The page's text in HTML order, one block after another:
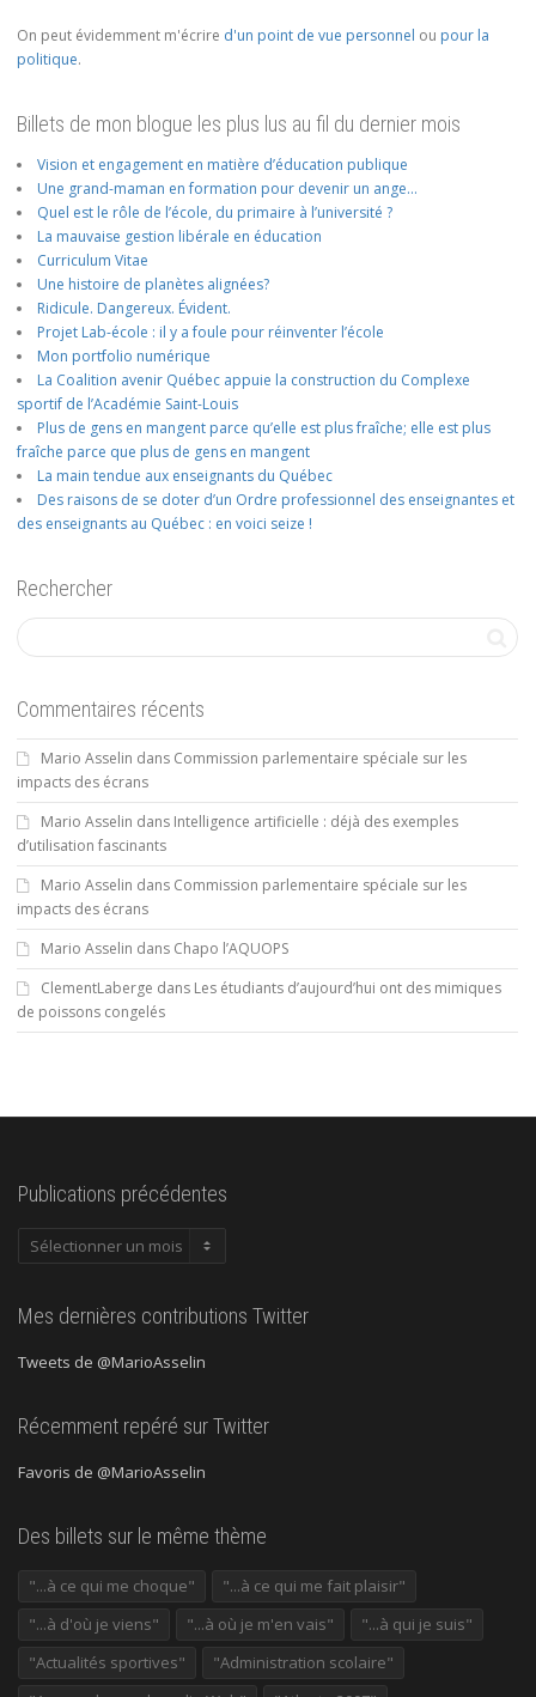
On peut évidemment m'écrire d'un point de vue personnel ou pour la
politique.
Billets de mon blogue les plus lus au fil du dernier mois
Vision et engagement en matière d’éducation publique
Une grand-maman en formation pour devenir un ange…
Quel est le rôle de l’école, du primaire à l’université ?
La mauvaise gestion libérale en éducation
Curriculum Vitae
Une histoire de planètes alignées?
Ridicule. Dangereux. Évident.
Projet Lab-école : il y a foule pour réinventer l’école
Mon portfolio numérique
La Coalition avenir Québec appuie la construction du Complexe
sportif de l’Académie Saint-Louis
Plus de gens en mangent parce qu’elle est plus fraîche; elle est plus
fraîche parce que plus de gens en mangent
La main tendue aux enseignants du Québec
Des raisons de se doter d’un Ordre professionnel des enseignantes et
des enseignants au Québec : en voici seize !
Rechercher
Commentaires récents
Mario Asselin dans Commission parlementaire spéciale sur les
impacts des écrans
Mario Asselin dans Intelligence artificielle : déjà des exemples
d’utilisation fascinants
Mario Asselin dans Commission parlementaire spéciale sur les
impacts des écrans
Mario Asselin dans Chapo l’AQUOPS
ClementLaberge dans Les étudiants d’aujourd’hui ont des mimiques
de poissons congelés
Publications précédentes
Publications
Mes dernières contributions Twitter
Tweets de @MarioAsselin
Récemment repéré sur Twitter
Favoris de @MarioAsselin
Des billets sur le même thème
"...à ce qui me choque"
"...à ce qui me fait plaisir"
"...à d'où je viens"
"...à où je m'en vais"
"...à qui je suis"
"Actualités sportives"
"Administration scolaire"